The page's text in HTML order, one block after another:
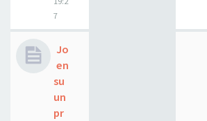
7
Jo
en
su
un
pr